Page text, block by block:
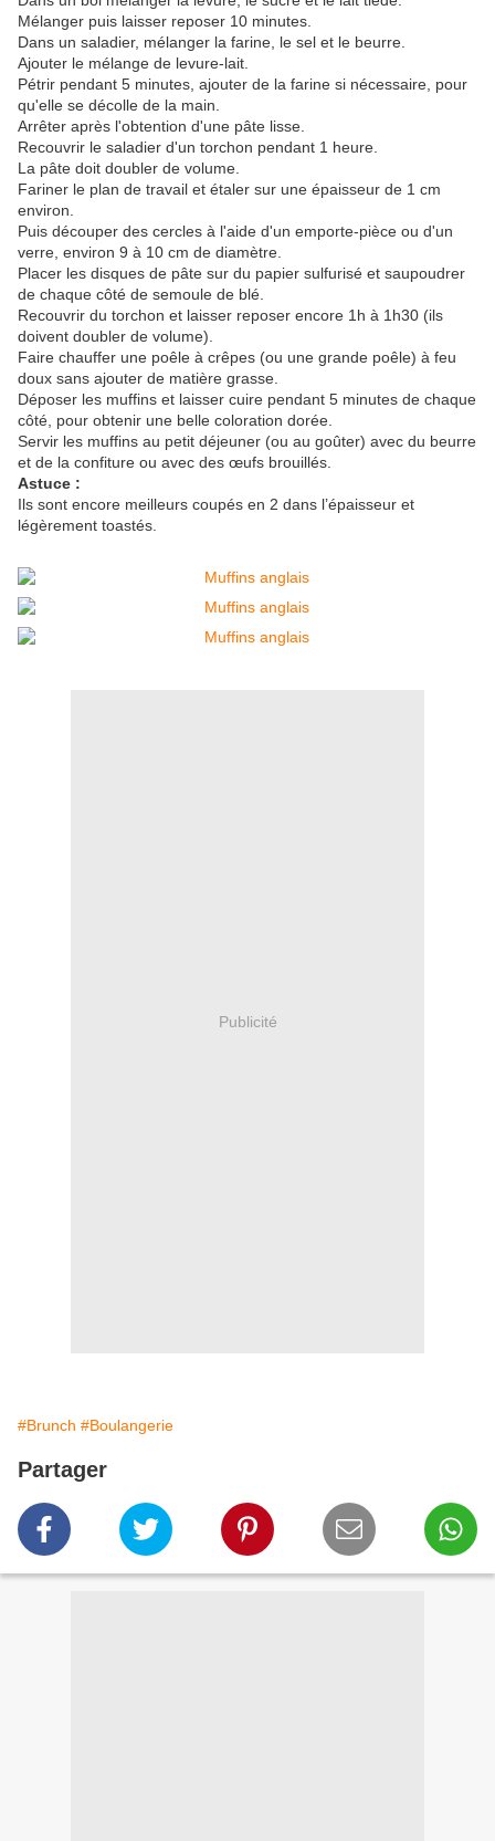
Mélanger puis laisser reposer 10 minutes.
Dans un saladier, mélanger la farine, le sel et le beurre.
Ajouter le mélange de levure-lait.
Pétrir pendant 5 minutes, ajouter de la farine si nécessaire, pour
qu'elle se décolle de la main.
Arrêter après l'obtention d'une pâte lisse.
Recouvrir le saladier d'un torchon pendant 1 heure.
La pâte doit doubler de volume.
Fariner le plan de travail et étaler sur une épaisseur de 1 cm
environ.
Puis découper des cercles à l'aide d'un emporte-pièce ou d'un
verre, environ 9 à 10 cm de diamètre.
Placer les disques de pâte sur du papier sulfurisé et saupoudrer
de chaque côté de semoule de blé.
Recouvrir du torchon et laisser reposer encore 1h à 1h30 (ils
doivent doubler de volume).
Faire chauffer une poêle à crêpes (ou une grande poêle) à feu
doux sans ajouter de matière grasse.
Déposer les muffins et laisser cuire pendant 5 minutes de chaque
côté, pour obtenir une belle coloration dorée.
Servir les muffins au petit déjeuner (ou au goûter) avec du beurre
et de la confiture ou avec des œufs brouillés.
Astuce :
Ils sont encore meilleurs coupés en 2 dans l’épaisseur et
légèrement toastés.
Publicité
#Brunch #Boulangerie
Partager